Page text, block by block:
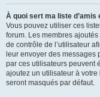
À quoi sert ma liste d’amis
Vous pouvez utiliser ces
forum. Les membres
de contrôle de l’utilisateur
leur envoyer des
par ces utilisateurs peuvent
ajoutez un utilisateur à votre
seront masqués par défaut.